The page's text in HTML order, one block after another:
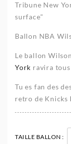
Tribune New
surface"
Ballon NBA
Le ballon
York ravira tous
Tu es fan des
retro de Knicks
TAILLE BALLON :